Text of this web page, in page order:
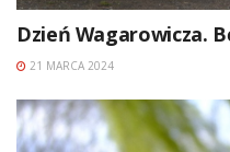
Dzień Wagarowicza.
21 MARCA 2024